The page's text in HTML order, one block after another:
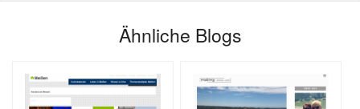
Ähnliche Blogs